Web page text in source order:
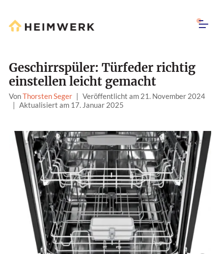
Geschirrspüler: Türfeder richtig
einstellen leicht gemacht
VonThorsten Seger | Veröffentlicht am 21. November 2024
| Aktualisiert am 17. Januar 2025